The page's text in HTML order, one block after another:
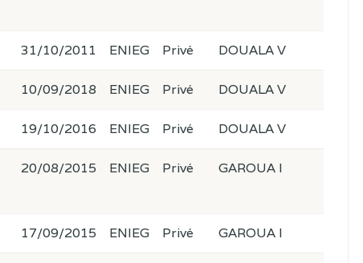
31/10/2011 ENIEG Privé DOUALA V
10/09/2018 ENIEG Privé DOUALA V
19/10/2016 ENIEG Privé DOUALA V
20/08/2015 ENIEG Privé GAROUA I
17/09/2015 ENIEG Privé GAROUA I